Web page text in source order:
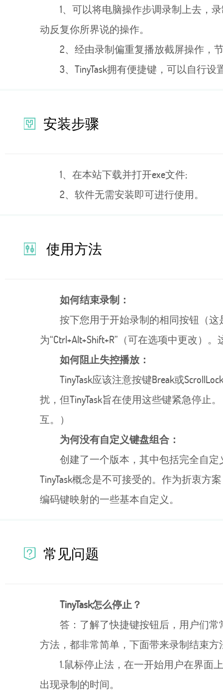
1、可以将电脑操作步调录制上去，
动反复你所界说的操作。
2、经由录制偏重复播放截屏操作，
3、TinyTask拥有便捷键，可以自行
安装步骤
1、在本站下载并打开exe文件;
2、软件无需安装即可进行使用。
使用方法
如何结束录制：
按下您用于开始录制的相同按钮（
为“Ctrl+Alt+Shift+R”（可在选项中更改
如何阻止失控播放：
TinyTask应该注意按键Break或
扰，但TinyTask旨在使用这些键紧急停止
互。）
为何没有自定义键盘组合：
创建了一个版本，其中包括完全自
TinyTask概念是不可接受的。作为折衷
编码键映射的一些基本自定义。
常见问题
TinyTask怎么停止？
答：了解了快捷键按钮后，用户们
方法，都非常简单，下面带来录制结束方
1.鼠标停止法，在一开始用户在界面
出现录制的时间。